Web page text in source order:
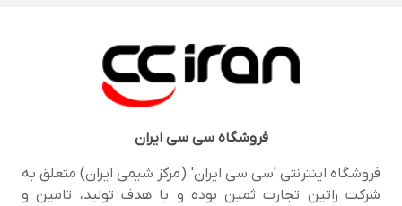
فروشگاهسی سی ایران
فروشگاه اینترنتی 'سی سی ایران' (مرکز شیمی ایران) متعلق به
شرکت راتین تجارت ثمین بوده و با هدف تولید، تامین و